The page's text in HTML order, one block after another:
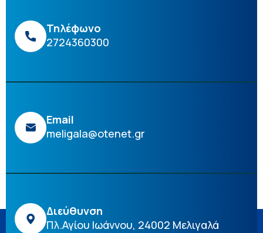
Τηλέφωνο
2724360300
Email
meligala@otenet.gr
Διεύθυνση
Πλ.Αγίου Ιωάννου, 24002 Μελιγαλά